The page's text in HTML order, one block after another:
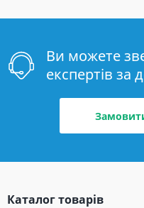
Ви можете
експертів за
Каталог товарів